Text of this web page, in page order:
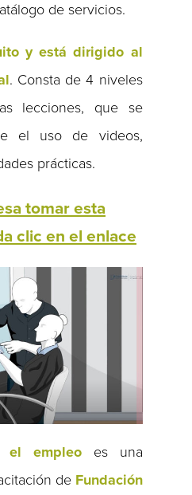
de servicios.
y está dirigido al
. Consta de 4 niveles
lecciones, que se
el uso de videos,
prácticas.
tomar esta
clic en el enlace
el empleoes una
de Fundación